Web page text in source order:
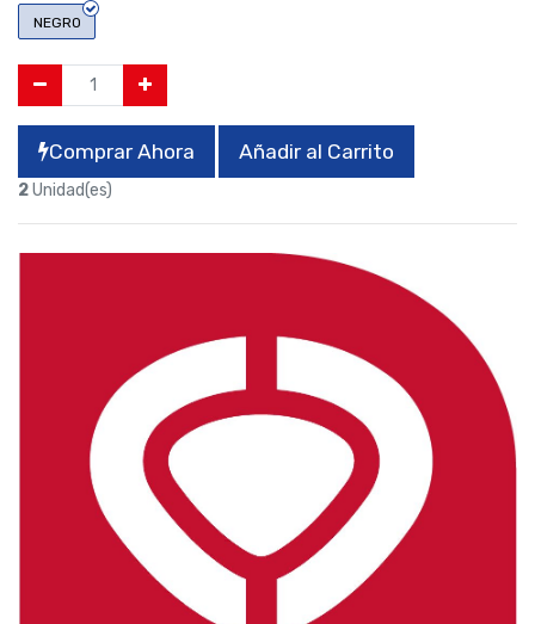
NEGRO
Comprar Ahora Añadir al Carrito
2Unidad(es)